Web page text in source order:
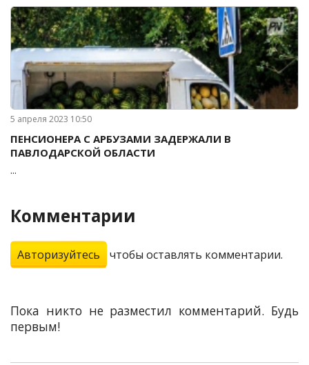
5 апреля 2023 10:50
ПЕНСИОНЕРА С АРБУЗАМИ ЗАДЕРЖАЛИ В
ПАВЛОДАРСКОЙ ОБЛАСТИ
...
Комментарии
Авторизуйтесь чтобы оставлять комментарии.
Пока никто не разместил комментарий. Будь
первым!